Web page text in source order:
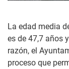
La edad media
es de 47,7 años
razón, el
proceso que